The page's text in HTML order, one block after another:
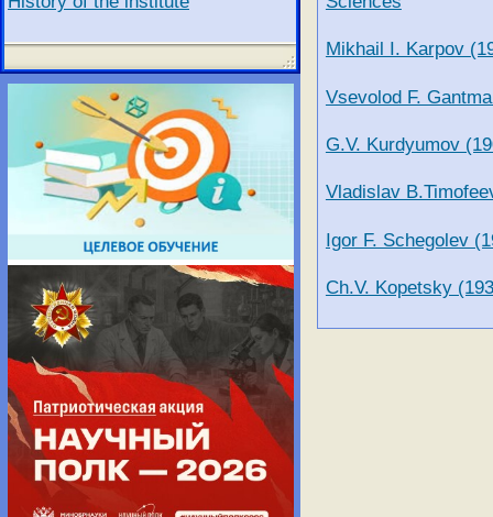
Mikhail I. Karpov
Vsevolod F.
G.V. Kurdyumov
Vladislav
Igor F. Schegolev
Ch.V. Kopetsky